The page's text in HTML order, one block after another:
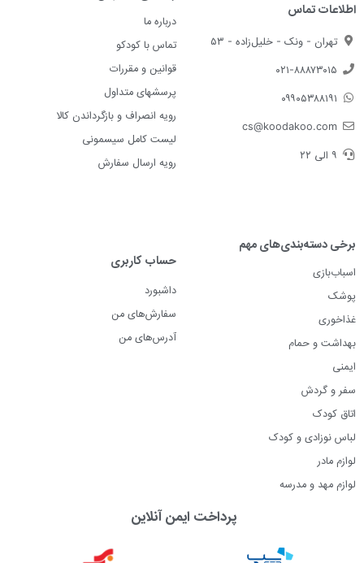
اطلاعات تماس
تهران - ونک - خلیل‌زاده - ۵۳
۰۲۱-۸۸۸۷۳۰۱۵
۰۹۹۰۵۳۸۸۱۹۱
cs@koodakoo.com
۹ الی ۲۲
درباره ما
تماس با کودکو
قوانین و مقررات
پرسشهای متداول
رویه انصراف و بازگرداندن کالا
لیست کامل سیسمونی
رویه ارسال سفارش
برخی دسته‌بندی‌های مهم
اسباب‌بازی
پوشک
غذاخوری
بهداشت و حمام
ایمنی
سفر و گردش
اتاق کودک
لباس نوزادی و کودک
لوازم مادر
لوازم مهد و مدرسه
حساب کاربری
داشبورد
سفارش‌های من
آدرس‌های من
پرداخت ایمن آنلاین